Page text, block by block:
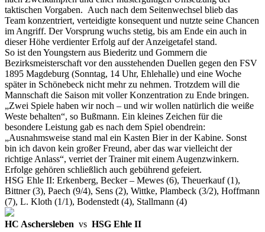
taktischen Vorgaben. Auch nach dem Seitenwechsel blieb das
Team konzentriert, verteidigte konsequent und nutzte seine Chancen
im Angriff. Der Vorsprung wuchs stetig, bis am Ende ein auch in
dieser Höhe verdienter Erfolg auf der Anzeigetafel stand.
So ist den Youngstern aus Biederitz und Gommern die
Bezirksmeisterschaft vor den ausstehenden Duellen gegen den FSV
1895 Magdeburg (Sonntag, 14 Uhr, Ehlehalle) und eine Woche
später in Schönebeck nicht mehr zu nehmen. Trotzdem will die
Mannschaft die Saison mit voller Konzentration zu Ende bringen.
„Zwei Spiele haben wir noch – und wir wollen natürlich die weiße
Weste behalten“, so Bußmann. Ein kleines Zeichen für die
besondere Leistung gab es nach dem Spiel obendrein:
„Ausnahmsweise stand mal ein Kasten Bier in der Kabine. Sonst
bin ich davon kein großer Freund, aber das war vielleicht der
richtige Anlass“, verriet der Trainer mit einem Augenzwinkern.
Erfolge gehören schließlich auch gebührend gefeiert.
HSG Ehle II: Erkenberg, Becker – Mewes (6), Theuerkauf (1),
Bittner (3), Paech (9/4), Sens (2), Wittke, Plambeck (3/2), Hoffmann
(7), L. Kloth (1/1), Bodenstedt (4), Stallmann (4)
HC Aschersleben vs HSG Ehle II